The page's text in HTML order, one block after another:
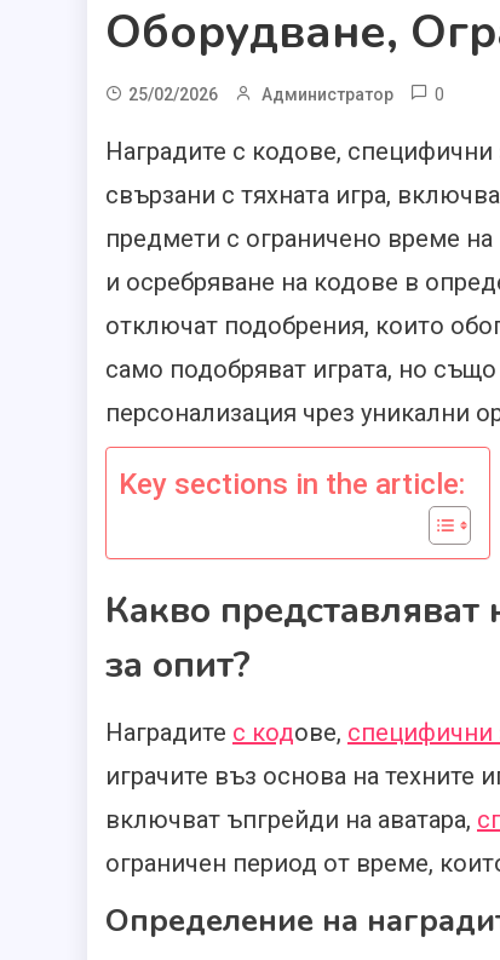
Оборудване,
25/02/2026 Администратор 0
Наградите с кодове, специфични
свързани с тяхната игра,
предмети с ограничено време
и осребряване на кодове в
отключат подобрения, които
само подобряват играта, но
персонализация чрез уникални
Key sections in the article:
Какво
за опит?
Наградите с кодове, специфични
играчите въз основа на техните
включват ъпгрейди на аватара,
ограничен период от време,
Определение на